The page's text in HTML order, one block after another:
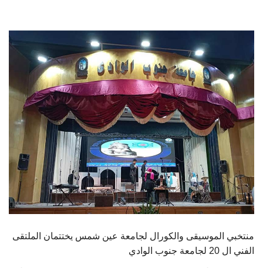
الطلاب
هيئة التدريس
الدراسات العليا
الخريجين
الموظفون
الزائـرون
منتخبي الموسيقى والكورال لجامعة عين شمس يختتمان الملتقى
الفني ال 20 لجامعة جنوب الوادي